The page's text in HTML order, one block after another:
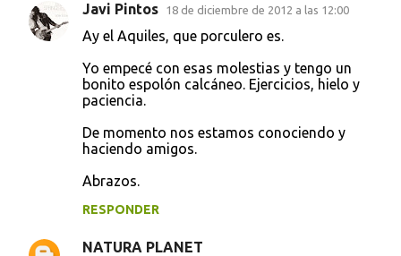
o
Javi Pintos 18 de diciembre de 2012 a las 12:00
Ay el Aquiles, que porculero es.
Yo empecé con esas molestias y tengo un
bonito espolón calcáneo. Ejercicios, hielo y
paciencia.
De momento nos estamos conociendo y
haciendo amigos.
Abrazos.
RESPONDER
NATURA PLANET